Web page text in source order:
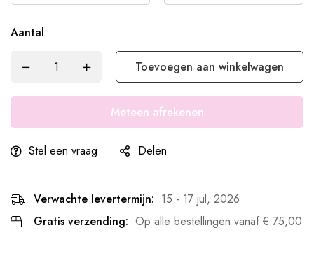
Aantal
Toevoegen aan winkelwagen
Meteen afrekenen
Stel een vraag Delen
Verwachte levertermijn: 15 - 17 jul, 2026
Gratis verzending: Op alle bestellingen vanaf € 75,00